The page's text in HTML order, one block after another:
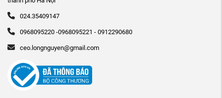
024.35409147
0968095220 -0968095221 - 0912290680
ceo.longnguyen@gmail.com